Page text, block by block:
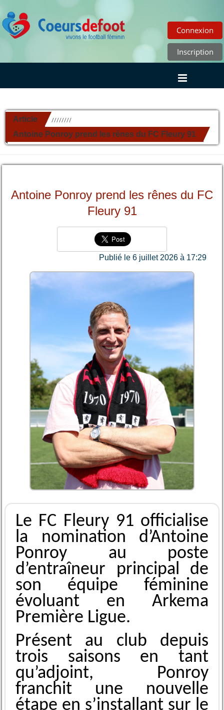
Connexion
Inscription
Article //////////
Antoine Ponroy prend les rênes du FC Fleury 91
Antoine Ponroy prend les rênes du FC
Fleury 91
Publié le 6 juillet 2026 à 17:29
Le FC Fleury 91 officialise
la nomination d’Antoine
Ponroy au poste
d’entraîneur principal de
son équipe féminine
évoluant en Arkema
Première Ligue.
Présent au club depuis
trois saisons en tant
qu’adjoint, Ponroy
franchit une nouvelle
étape en s’installant sur le